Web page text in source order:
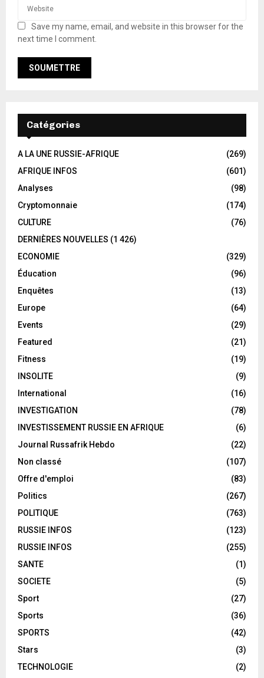
Save my name, email, and website in this browser for the
next time I comment.
Catégories
A LA UNE RUSSIE-AFRIQUE
(269)
AFRIQUE INFOS
(601)
Analyses
(98)
Cryptomonnaie
(174)
CULTURE
(76)
DERNIÈRES NOUVELLES (1 426)
ECONOMIE
(329)
Éducation
(96)
Enquêtes
(13)
Europe
(64)
Events
(29)
Featured
(21)
Fitness
(19)
INSOLITE
(9)
International
(16)
INVESTIGATION
(78)
INVESTISSEMENT RUSSIE EN AFRIQUE
(6)
Journal Russafrik Hebdo
(22)
Non classé
(107)
Offre d'emploi
(83)
Politics
(267)
POLITIQUE
(763)
RUSSIE INFOS
(123)
RUSSIE INFOS
(255)
SANTE
(1)
SOCIETE
(5)
Sport
(27)
Sports
(36)
SPORTS
(42)
Stars
(3)
TECHNOLOGIE
(2)